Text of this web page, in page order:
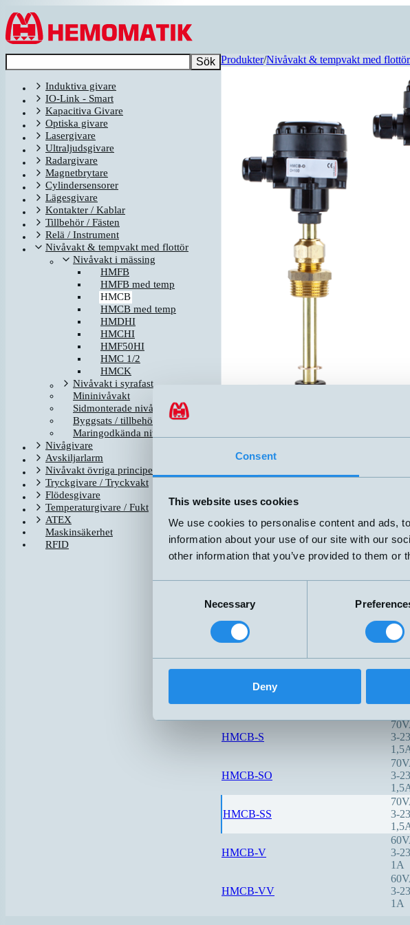
Consent
This website uses cookies
We use cookies to personalise content and ads,
information about your use of our site with our
other information that you’ve provided to them
Necessary
Deny
Hoppa till innehållet
Sök
Induktiva givare
IO-Link - Smart
Kapacitiva Givare
Optiska givare
Lasergivare
Ultraljudsgivare
Radargivare
Magnetbrytare
Cylindersensorer
Lägesgivare
Kontakter / Kablar
Tillbehör / Fästen
Relä / Instrument
Nivåvakt & tempvakt med flottör
Nivåvakt i mässing
HMFB
HMFB med temp
HMCB
HMCB med temp
HMDHI
HMCHI
HMF50HI
HMC 1/2
HMCK
Nivåvakt i syrafast
Mininivåvakt
Sidmonterade nivåvakter
Byggsats / tillbehör för nivåvakter
Maringodkända nivåvakter
Nivågivare
Avskiljarlarm
Nivåvakt övriga principer
Tryckgivare / Tryckvakt
Flödesgivare
Temperaturgivare / Fukt
ATEX
Maskinsäkerhet
RFID
Produkter/Nivåvakt & tempvakt med flottör
Relaterade produkter
Namn
HMCB-3
3-
HMCB-4
3-
HMCB-5
3-
1,5A
HMCB-O
3-
HMCB-S
3-
HMCB-SO
3-
HMCB-SS
3-
HMCB-V
3-
1A
HMCB-VV
3-
1A